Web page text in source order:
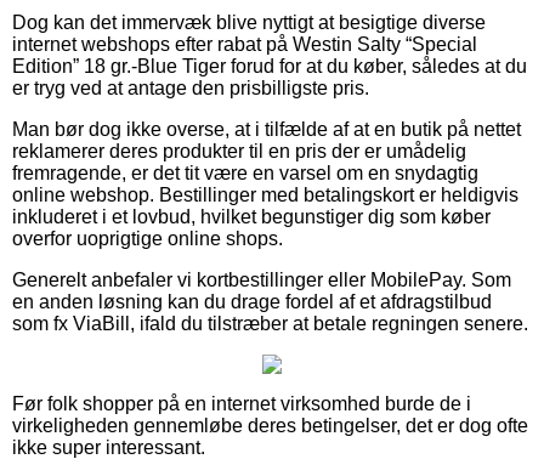
Dog kan det immervæk blive nyttigt at besigtige diverse
internet webshops efter rabat på Westin Salty “Special
Edition” 18 gr.-Blue Tiger forud for at du køber, således at du
er tryg ved at antage den prisbilligste pris.
Man bør dog ikke overse, at i tilfælde af at en butik på nettet
reklamerer deres produkter til en pris der er umådelig
fremragende, er det tit være en varsel om en snydagtig
online webshop. Bestillinger med betalingskort er heldigvis
inkluderet i et lovbud, hvilket begunstiger dig som køber
overfor uoprigtige online shops.
Generelt anbefaler vi kortbestillinger eller MobilePay. Som
en anden løsning kan du drage fordel af et afdragstilbud
som fx ViaBill, ifald du tilstræber at betale regningen senere.
Før folk shopper på en internet virksomhed burde de i
virkeligheden gennemløbe deres betingelser, det er dog ofte
ikke super interessant.